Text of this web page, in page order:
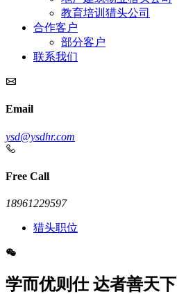
教育培训猎头公司
合作客户
部分客户
联系我们
Email
ysd@ysdhr.com
Free Call
18961229597
猎头职位
学而优则仕 达者善天下